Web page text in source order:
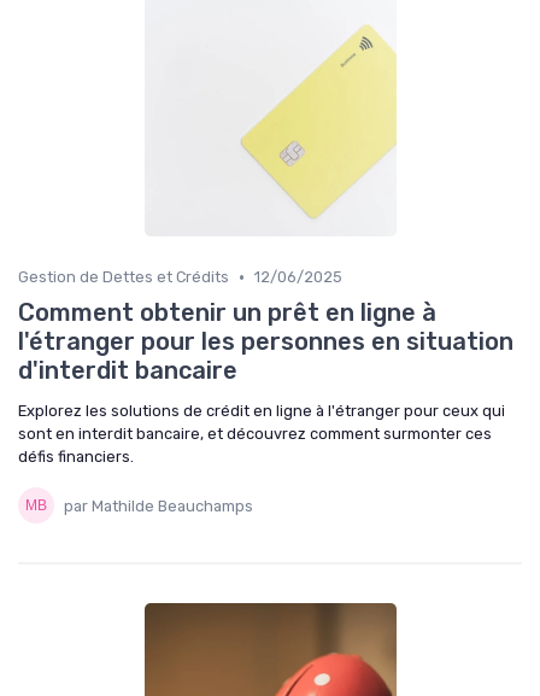
Gestion de Dettes et Crédits • 12/06/2025
Comment obtenir un prêt en ligne à
l'étranger pour les personnes en situation
d'interdit bancaire
Explorez les solutions de crédit en ligne à l'étranger pour ceux qui
sont en interdit bancaire, et découvrez comment surmonter ces
défis financiers.
par Mathilde Beauchamps